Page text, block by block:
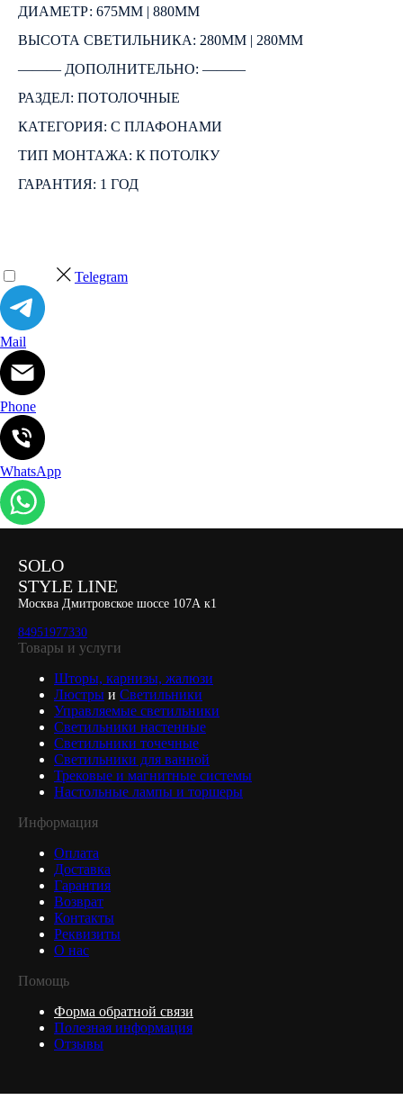
ДИАМЕТР: 675ММ | 880ММ
ВЫСОТА СВЕТИЛЬНИКА: 280ММ | 280ММ
――― ДОПОЛНИТЕЛЬНО: ―――
РАЗДЕЛ: ПОТОЛОЧНЫЕ
КАТЕГОРИЯ: С ПЛАФОНАМИ
ТИП МОНТАЖА: К ПОТОЛКУ
ГАРАНТИЯ: 1 ГОД
Telegram
Mail
Phone
WhatsApp
SOLO
STYLE LINE
Москва Дмитровское шоссе 107А к1
84951977330
Товары и услуги
Шторы, карнизы, жалюзи
Люстры и Светильники
Управляемые светильники
Светильники настенные
Светильники точечные
Светильники для ванной
Трековые и магнитные системы
Настольные лампы и торшеры
Информация
Оплата
Доставка
Гарантия
Возврат
Контакты
Реквизиты
О нас
Помощь
Форма обратной связи
Полезная информация
Отзывы